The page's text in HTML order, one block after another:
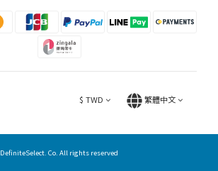
$ TWD 繁體中文
DefiniteSelect. Co. All rights reserved